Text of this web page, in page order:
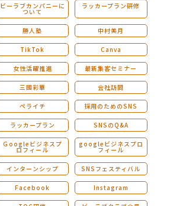
ビーラブカンパニーに
ついて
ラッカープラン研修
勝人塾 中村美月
TikTok Canva
女性活躍推進 最新集客セミナー
三國彩華 会社訪問
ペライチ 採用のためのSNS
ラッカープラン SNSのQ&A
Ｇoogleビジネスプ
ロフィール
googleビジネスプロ
フィール
インターンシップ SNSフェスティバル
Facebook Instagram